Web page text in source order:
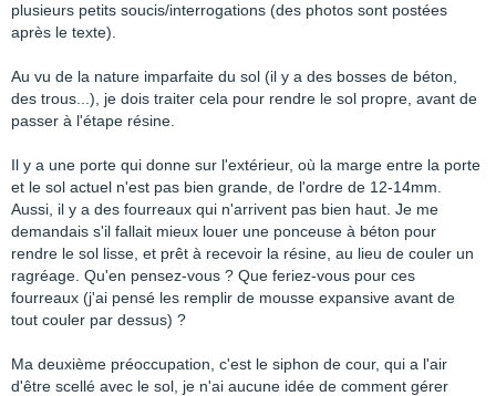
plusieurs petits soucis/interrogations (des photos sont postées
après le texte).
Au vu de la nature imparfaite du sol (il y a des bosses de béton,
des trous...), je dois traiter cela pour rendre le sol propre, avant de
passer à l'étape résine.
Il y a une porte qui donne sur l'extérieur, où la marge entre la porte
et le sol actuel n'est pas bien grande, de l'ordre de 12-14mm.
Aussi, il y a des fourreaux qui n'arrivent pas bien haut. Je me
demandais s'il fallait mieux louer une ponceuse à béton pour
rendre le sol lisse, et prêt à recevoir la résine, au lieu de couler un
ragréage. Qu'en pensez-vous ? Que feriez-vous pour ces
fourreaux (j'ai pensé les remplir de mousse expansive avant de
tout couler par dessus) ?
Ma deuxième préoccupation, c'est le siphon de cour, qui a l'air
d'être scellé avec le sol, je n'ai aucune idée de comment gérer